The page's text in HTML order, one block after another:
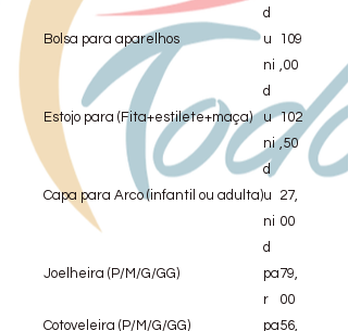
d
Bolsa para aparelhos
u
ni
d
109
,00
Estojo para (Fita+estilete+maça)
u
ni
d
102
,50
Capa para Arco (infantil ou adulta)u
ni
d
27,
00
Joelheira (P/M/G/GG)
pa
r
79,
00
Cotoveleira (P/M/G/GG)
pa56,